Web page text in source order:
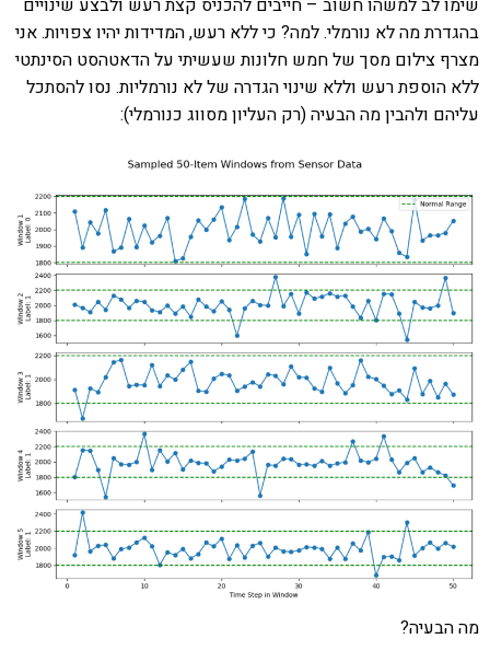
בהגדרת מה לא נורמלי. למה? כי ללא רעש, המדידות יהיו צפויות. אני
מצרף צילום מסך של חמש חלונות שעשיתי על הדאטהסט הסינתטי
ללא הוספת רעש וללא שינוי הגדרה של לא נורמליות. נסו להסתכל
עליהם ולהבין מה הבעיה (רק העליון מסווג כנורמלי):
מה הבעיה?